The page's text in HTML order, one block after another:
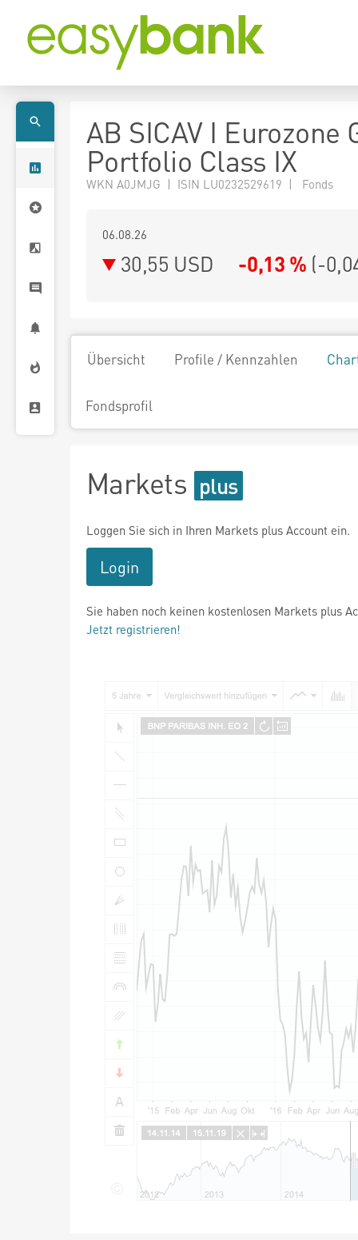
AB SICAV I Eurozone
Portfolio Class IX
WKN A0JMJG | ISIN LU0232529619 | Fonds
06.08.26
30,55 USD -0,13 % (-
Übersicht Profile / Kennzahlen
Fondsprofil
Markets
Loggen Sie sich in Ihren Markets plus Account ein.
Login
Sie haben noch keinen kostenlosen Markets plus
Jetzt registrieren!